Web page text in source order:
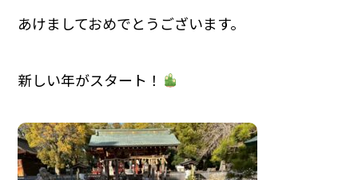
あけましておめでとうございます。
新しい年がスタート！